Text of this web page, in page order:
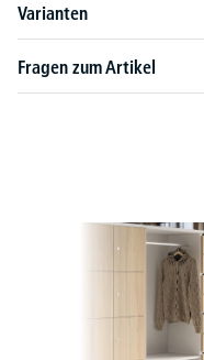
Varianten
Fragen zum Artikel